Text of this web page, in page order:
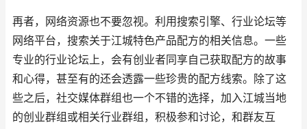
再者，网络资源也不要忽视。利用搜索引擎、行业论坛等
网络平台，搜索关于江城特色产品配方的相关信息。一些
专业的行业论坛上，会有创业者同享自己获取配方的故事
和心得，甚至有的还会透露一些珍贵的配方线索。除了这
些之后，社交媒体群组也一个不错的选择，加入江城当地
的创业群组或相关行业群组，积极参和讨论，和群友互